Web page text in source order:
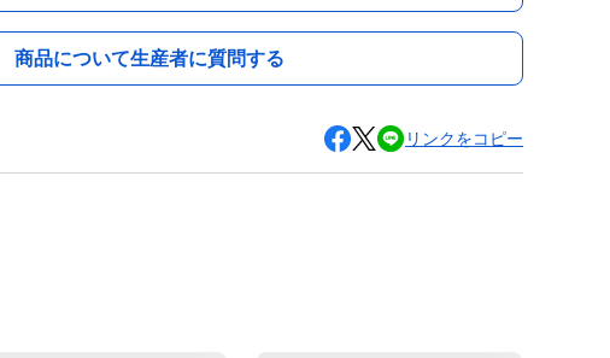
商品について生産者に質問する
リンクをコピー